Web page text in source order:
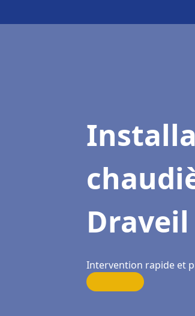
Draveil
Intervention rapide et